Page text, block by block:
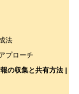
法
プローチ
の収集と共有方法 |